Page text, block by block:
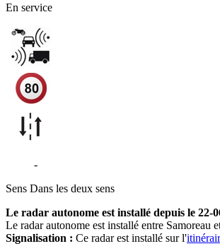
En service
-
Sens Dans les deux sens
Le radar autonome est installé depuis le 22-
Le radar autonome est installé entre Samoreau
Signalisation : Ce radar est installé sur l'